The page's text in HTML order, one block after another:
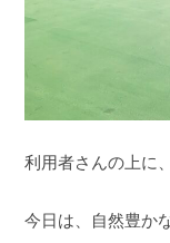
利用者さんの上に
今日は、自然豊か